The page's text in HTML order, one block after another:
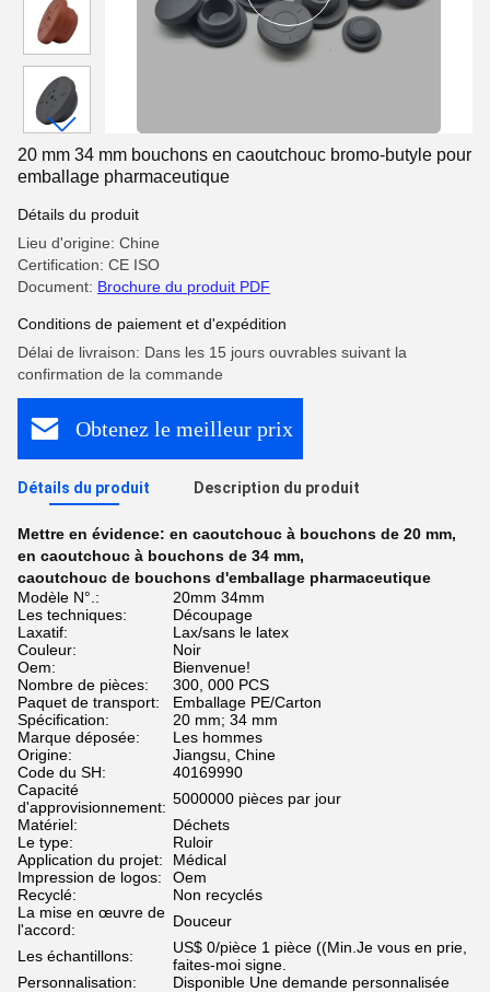
20 mm 34 mm bouchons en caoutchouc bromo-butyle pour
emballage pharmaceutique
Détails du produit
Lieu d'origine: Chine
Certification: CE ISO
Document: Brochure du produit PDF
Conditions de paiement et d'expédition
Délai de livraison: Dans les 15 jours ouvrables suivant la
confirmation de la commande
Obtenez le meilleur prix
Détails du produit Description du produit
Mettre en évidence: en caoutchouc à bouchons de 20 mm,
en caoutchouc à bouchons de 34 mm,
caoutchouc de bouchons d'emballage pharmaceutique
Modèle N°.:
20mm 34mm
Les techniques:
Découpage
Laxatif:
Lax/sans le latex
Couleur:
Noir
Oem:
Bienvenue!
Nombre de pièces:
300, 000 PCS
Paquet de transport:
Emballage PE/Carton
Spécification:
20 mm; 34 mm
Marque déposée:
Les hommes
Origine:
Jiangsu, Chine
Code du SH:
40169990
Capacité
d'approvisionnement: 5000000 pièces par jour
Matériel:
Déchets
Le type:
Ruloir
Application du projet:
Médical
Impression de logos:
Oem
Recyclé:
Non recyclés
La mise en œuvre de
l'accord:
Douceur
Les échantillons:
US$ 0/pièce 1 pièce ((Min.Je vous en prie,
faites-moi signe.
Personnalisation:
Disponible Une demande personnalisée